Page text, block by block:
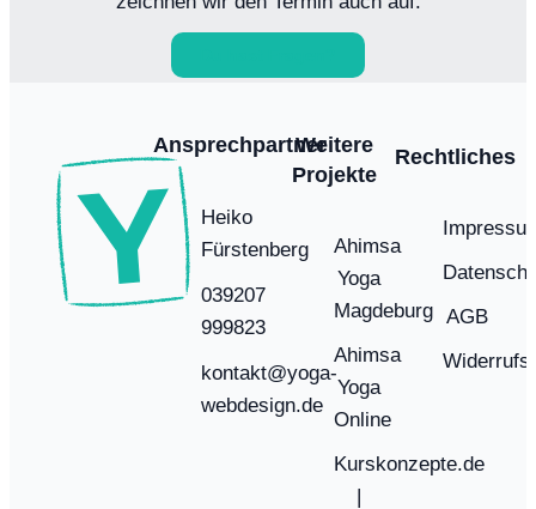
Ansprechpartner
Heiko
Fürstenberg
039207
999823
kontakt@yoga-
webdesign.de
Weitere
Projekte
Ahimsa
Yoga
Magdeburg
Ahimsa
Yoga
Online
Kurskonzepte.de
|
Rechtliches
AGB